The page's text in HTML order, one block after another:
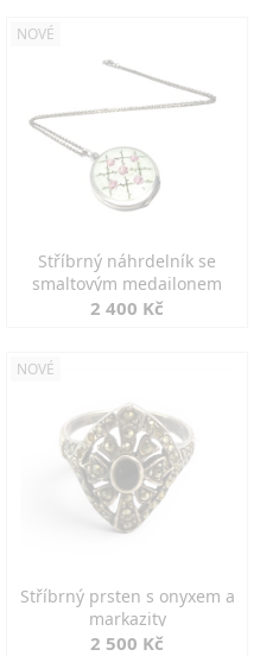
NOVÉ
Stříbrný náhrdelník se
smaltovým medailonem
2 400 Kč
NOVÉ
Stříbrný prsten s onyxem a
markazity
2 500 Kč